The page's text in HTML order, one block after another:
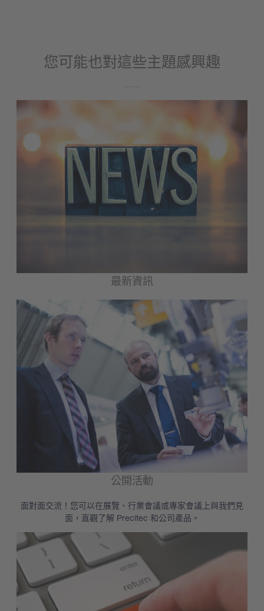
您可能也對這些主題感興趣
最新資訊
公開活動
面對面交流！您可以在展覽、行業會議或專家會議上與我們見
面，直觀了解 Precitec 和公司產品。